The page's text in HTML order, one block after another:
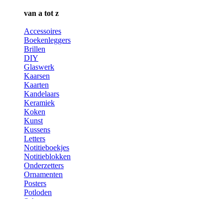
van a tot z
Accessoires
Boekenleggers
Brillen
DIY
Glaswerk
Kaarsen
Kaarten
Kandelaars
Keramiek
Koken
Kunst
Kussens
Letters
Notitieboekjes
Notitieblokken
Onderzetters
Ornamenten
Posters
Potloden